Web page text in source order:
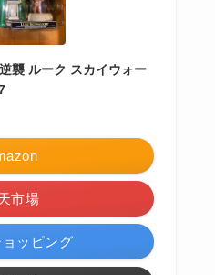
襲 ルーク スカイウォー
市場
ッピング